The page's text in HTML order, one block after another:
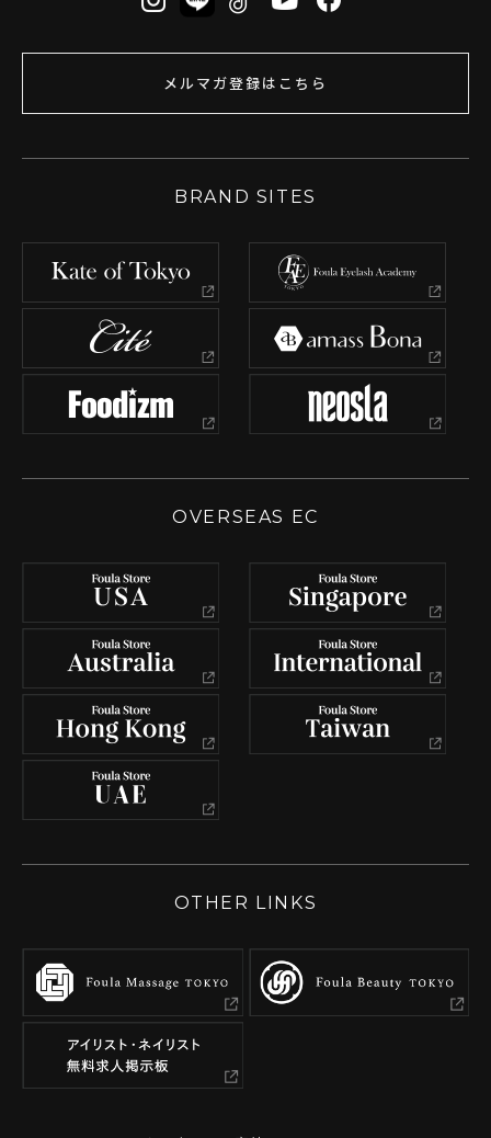
メルマガ登録はこちら
BRAND SITES
OVERSEAS EC
OTHER LINKS